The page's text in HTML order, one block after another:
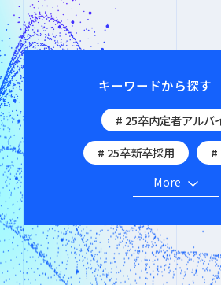
キーワードから探す
# 25卒内定者アルバ
# 25卒新卒採用
#
# 25新卒内定者から先輩社員へ
# CTO
#
# KPI
# MBO
More